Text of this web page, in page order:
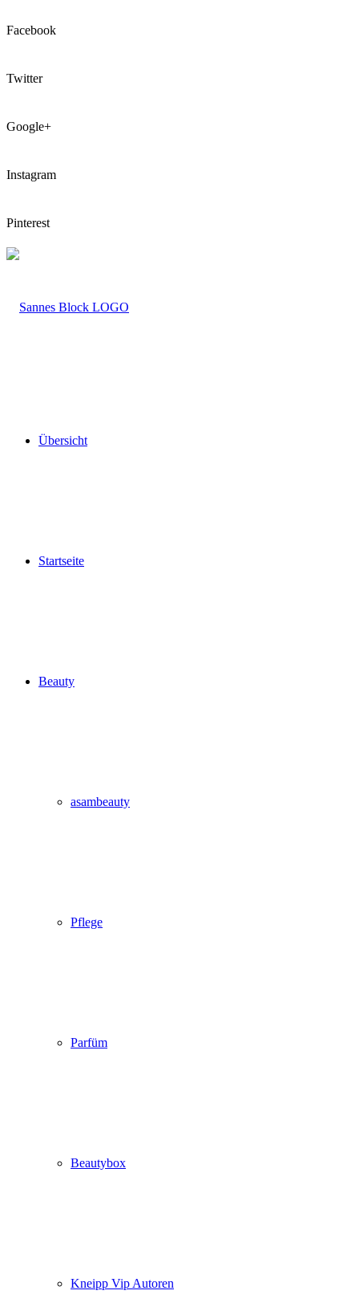
Facebook
Twitter
Google+
Instagram
Pinterest
LOGO
Übersicht
Startseite
Beauty
asambeauty
Pflege
Parfüm
Beautybox
Kneipp Vip Autoren